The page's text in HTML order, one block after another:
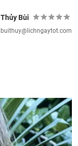
Thủy Bùi
buithuy@lichngaytot.com